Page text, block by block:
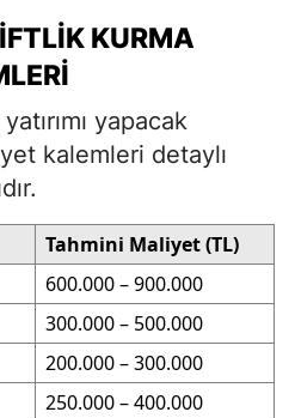
KURMA
yapacak
kalemleri detaylı
Tahmini Maliyet (TL)
600.000 – 900.000
300.000 – 500.000
200.000 – 300.000
250.000 – 400.000